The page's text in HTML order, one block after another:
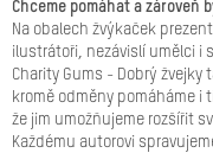
Chceme pomáhat a zároveň
Na obalech žvýkaček
ilustrátoři, nezávislí umělci i
Charity Gums - Dobrý
kromě odměny pomáháme i
že jim umožňujeme rozšířit
Každému autorovi